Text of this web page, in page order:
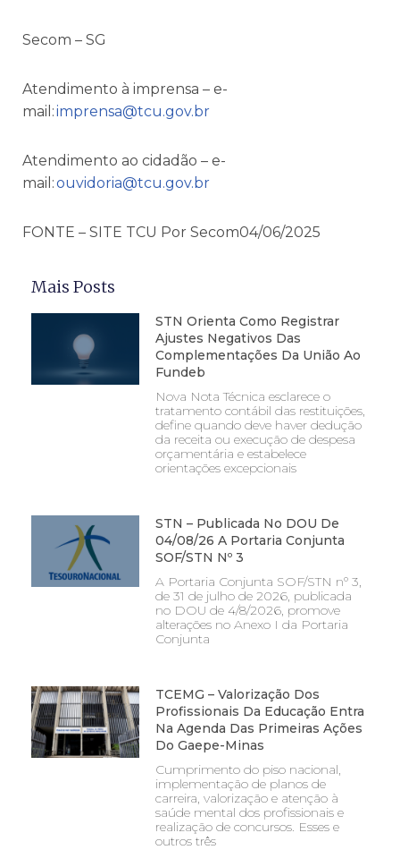
Secom – SG
Atendimento à imprensa – e-
mail:imprensa@tcu.gov.br
Atendimento ao cidadão – e-
mail:ouvidoria@tcu.gov.br
FONTE – SITE TCU Por Secom04/06/2025
Mais Posts
STN Orienta Como Registrar
Ajustes Negativos Das
Complementações Da União Ao
Fundeb
Nova Nota Técnica esclarece o
tratamento contábil das restituições,
define quando deve haver dedução
da receita ou execução de despesa
orçamentária e estabelece
orientações excepcionais
STN – Publicada No DOU De
04/08/26 A Portaria Conjunta
SOF/STN Nº 3
A Portaria Conjunta SOF/STN nº 3,
de 31 de julho de 2026, publicada
no DOU de 4/8/2026, promove
alterações no Anexo I da Portaria
Conjunta
TCEMG – Valorização Dos
Profissionais Da Educação Entra
Na Agenda Das Primeiras Ações
Do Gaepe-Minas
Cumprimento do piso nacional,
implementação de planos de
carreira, valorização e atenção à
saúde mental dos profissionais e
realização de concursos. Esses e
outros três